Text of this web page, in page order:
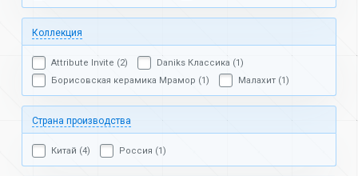
Коллекция
Attribute Invite (2)
Daniks Классика (1)
Борисовская керамика Мрамор (1)
Малахит (1)
Страна производства
Китай (4) Россия (1)